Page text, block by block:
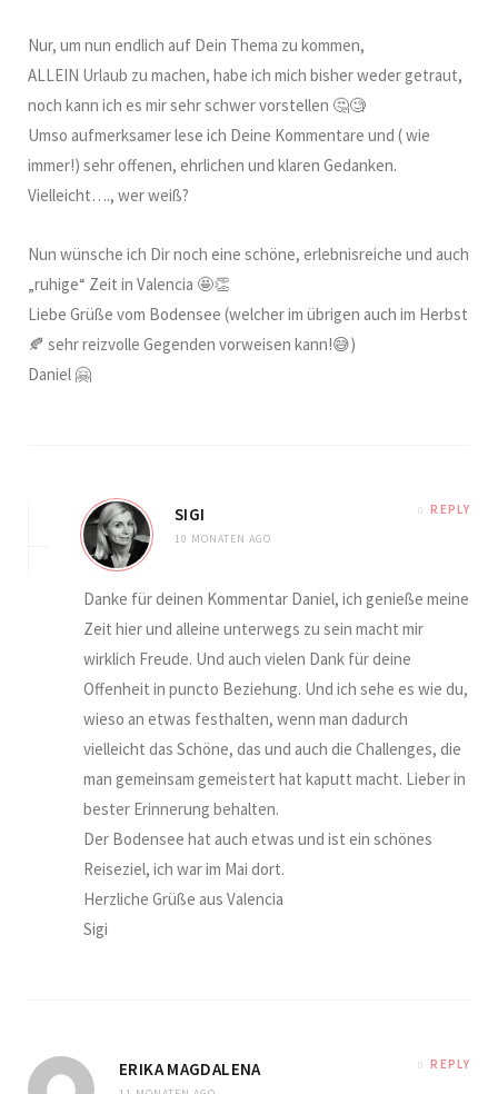
Nur, um nun endlich auf Dein Thema zu kommen,
ALLEIN Urlaub zu machen, habe ich mich bisher weder getraut,
noch kann ich es mir sehr schwer vorstellen 🤔🧐
Umso aufmerksamer lese ich Deine Kommentare und ( wie
immer!) sehr offenen, ehrlichen und klaren Gedanken.
Vielleicht…., wer weiß?
Nun wünsche ich Dir noch eine schöne, erlebnisreiche und auch
„ruhige“ Zeit in Valencia 🤩👏
Liebe Grüße vom Bodensee (welcher im übrigen auch im Herbst
🍂 sehr reizvolle Gegenden vorweisen kann!😅)
Daniel 🤗
SIGI
10 MONATEN AGO
REPLY
Danke für deinen Kommentar Daniel, ich genieße meine
Zeit hier und alleine unterwegs zu sein macht mir
wirklich Freude. Und auch vielen Dank für deine
Offenheit in puncto Beziehung. Und ich sehe es wie du,
wieso an etwas festhalten, wenn man dadurch
vielleicht das Schöne, das und auch die Challenges, die
man gemeinsam gemeistert hat kaputt macht. Lieber in
bester Erinnerung behalten.
Der Bodensee hat auch etwas und ist ein schönes
Reiseziel, ich war im Mai dort.
Herzliche Grüße aus Valencia
Sigi
ERIKA MAGDALENA REPLY